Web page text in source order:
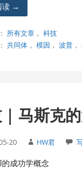
读 →
所有文章 ，科技
共同体 ，模因 ，波普 ，
| 马斯克
20 HW君
成功学概念